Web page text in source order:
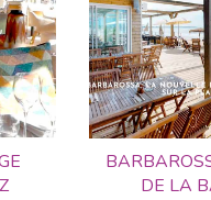
DE LA